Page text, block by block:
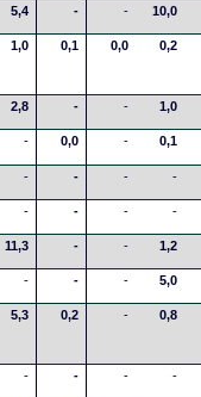
5,4 - - 10,0
1,0 0,1 0,0 0,2
2,8 - - 1,0
- 0,0 - 0,1
- - - -
- - - -
11,3 - - 1,2
- - - 5,0
5,3 0,2 - 0,8
- - - -